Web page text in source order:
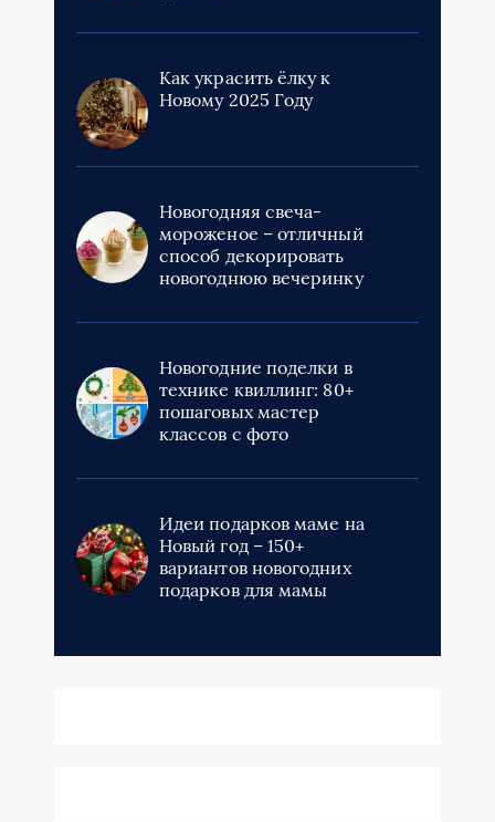
Как украсить ёлку к
Новому 2025 Году
Новогодняя свеча-
мороженое – отличный
способ декорировать
новогоднюю вечеринку
Новогодние поделки в
технике квиллинг: 80+
пошаговых мастер
классов с фото
Идеи подарков маме на
Новый год – 150+
вариантов новогодних
подарков для мамы